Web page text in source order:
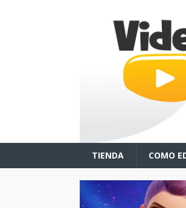
TIENDA COMO